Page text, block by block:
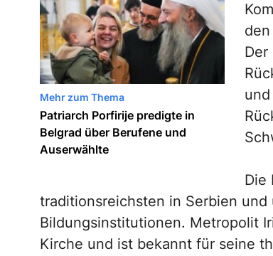
Mehr zum Thema
Patriarch Porfirije predigte in
Belgrad über Berufene und
Auserwählte
Die
traditionsreichsten in Serbien
Bildungsinstitutionen. Metropolit
Kirche und ist bekannt für seine